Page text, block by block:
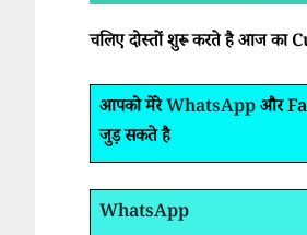
चलिए दोस्तों शुरू करते है आज
आपको मेरेWhatsAppऔर
जुड़ सकते है
WhatsApp